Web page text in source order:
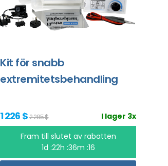
Kit för snabb
extremitetsbehandling
I lager 3x
1 226 $2 285 $
Fram till slutet av rabatten
1d :22h :36m :16